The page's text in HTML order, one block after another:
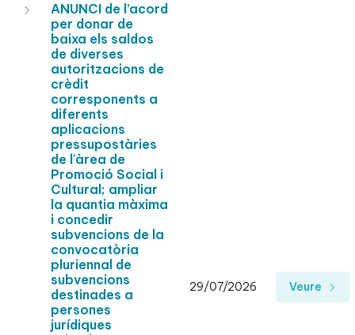
ANUNCI de l’acord
per donar de
baixa els saldos
de diverses
autoritzacions de
crèdit
corresponents a
diferents
aplicacions
pressupostàries
de l'àrea de
Promoció Social i
Cultural; ampliar
la quantia màxima
i concedir
subvencions de la
convocatòria
pluriennal de
subvencions
destinades a
persones
jurídiques
29/07/2026 Veure